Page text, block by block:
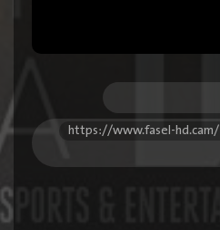
https://www.fasel-hd.cam/